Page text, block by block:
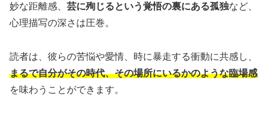
妙な距離感、 芸に殉じるという覚悟の裏にある孤独など、
心理描写の深さは圧巻。
読者は、彼らの苦悩や愛情、時に暴走する衝動に共感し、
まるで自分がその時代、その場所にいるかのような臨場感
を味わうことができます。